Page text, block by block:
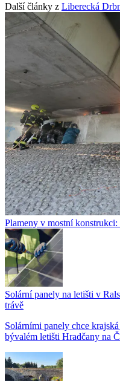
Další články z Liberecká
Plameny v mostní
Solární panely na letišti v
trávě
Solárními panely chce
bývalém letišti Hradčany na